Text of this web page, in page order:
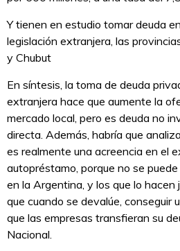
Y tienen en estudio tomar deuda
legislación extranjera, las
y Chubut
En síntesis, la toma de deuda
extranjera hace que aumente la
mercado local, pero es deuda no
directa. Además, habría que
es realmente una acreencia en el
autopréstamo, porque no se
en la Argentina, y los que lo hacen
que cuando se devalúe, conseguir
que las empresas transfieran su
Nacional.